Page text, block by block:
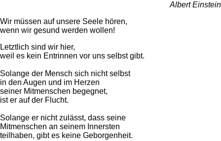
Albert Einstein
Wir müssen auf unsere Seele hören,
wenn wir gesund werden wollen!
Letztlich sind wir hier,
weil es kein Entrinnen vor uns selbst gibt.
Solange der Mensch sich nicht selbst
in den Augen und im Herzen
seiner Mitmenschen begegnet,
ist er auf der Flucht.
Solange er nicht zulässt, dass seine
Mitmenschen an seinem Innersten
teilhaben, gibt es keine Geborgenheit.